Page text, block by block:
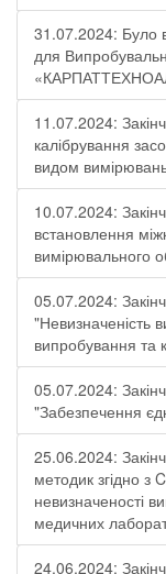
31.07.2024: Було
для
11.07.2024:
калібрування
видом
10.07.2024:
встановлення
вимірювального
05.07.2024:
"Невизначеність
випробування та
05.07.2024:
"Забезпечення
25.06.2024:
методик згідно з
невизначеності
медичних
24.06.2024: